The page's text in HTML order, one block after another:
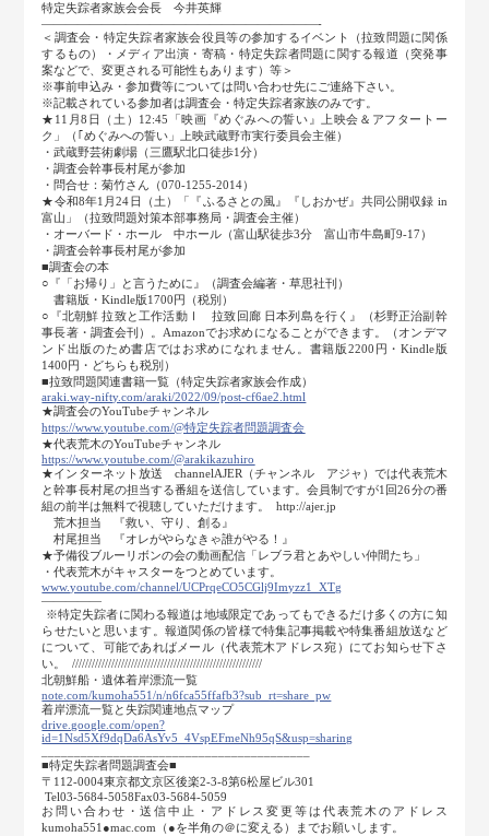
特定失踪者家族会会長 今井英輝
―――――――――――――――――――――――-
＜調査会・特定失踪者家族会役員等の参加するイベント（拉致問題に関係
するもの）・メディア出演・寄稿・特定失踪者問題に関する報道（突発事
案などで、変更される可能性もあります）等＞
※事前申込み・参加費等については問い合わせ先にご連絡下さい。
※記載されている参加者は調査会・特定失踪者家族のみです。
★11月8日（土）12:45「映画『めぐみへの誓い』上映会＆アフタートー
ク」（｢めぐみへの誓い」上映武蔵野市実行委員会主催）
・武蔵野芸術劇場（三鷹駅北口徒歩1分）
・調査会幹事長村尾が参加
・問合せ：菊竹さん（070-1255-2014）
★令和8年1月24日（土）「『ふるさとの風』『しおかぜ』共同公開収録 in
富山」（拉致問題対策本部事務局・調査会主催）
・オーバード・ホール 中ホール（富山駅徒歩3分 富山市牛島町9-17）
・調査会幹事長村尾が参加
■調査会の本
○『「お帰り」と言うために』（調査会編著・草思社刊）
書籍版・Kindle版1700円（税別）
○『北朝鮮 拉致と工作活動Ⅰ 拉致回廊 日本列島を行く』（杉野正治副幹
事長著・調査会刊）。Amazonでお求めになることができます。（オンデマ
ンド出版のため書店ではお求めになれません。書籍版2200円・Kindle版
1400円・どちらも税別）
■拉致問題関連書籍一覧（特定失踪者家族会作成）
araki.way-nifty.com/araki/2022/09/post-cf6ae2.html
★調査会のYouTubeチャンネル
https://www.youtube.com/@特定失踪者問題調査会
★代表荒木のYouTubeチャンネル
https://www.youtube.com/@arakikazuhiro
★インターネット放送 channelAJER（チャンネル アジャ）では代表荒木
と幹事長村尾の担当する番組を送信しています。会員制ですが1回26分の番
組の前半は無料で視聴していただけます。 http://ajer.jp
荒木担当 『救い、守り、創る』
村尾担当 『オレがやらなきゃ誰がやる！』
★予備役ブルーリボンの会の動画配信「レブラ君とあやしい仲間たち」
・代表荒木がキャスターをつとめています。
www.youtube.com/channel/UCPrqeCO5CGlj9Imyzz1_XTg
―――――
※特定失踪者に関わる報道は地域限定であってもできるだけ多くの方に知
らせたいと思います。報道関係の皆様で特集記事掲載や特集番組放送など
について、可能であればメール（代表荒木アドレス宛）にてお知らせ下さ
い。 //////////////////////////////////////////////////////////
北朝鮮船・遺体着岸漂流一覧
note.com/kumoha551/n/n6fca55ffafb3?sub_rt=share_pw
着岸漂流一覧と失踪関連地点マップ
drive.google.com/open?
id=1Nsd5Xf9dqDa6AsYv5_4VspEFmeNh95qS&usp=sharing
■特定失踪者問題調査会■
〒112-0004東京都文京区後楽2-3-8第6松屋ビル301
Tel03-5684-5058Fax03-5684-5059
お問い合わせ・送信中止・アドレス変更等は代表荒木のアドレス
kumoha551●mac.com（●を半角の＠に変える）までお願いします。